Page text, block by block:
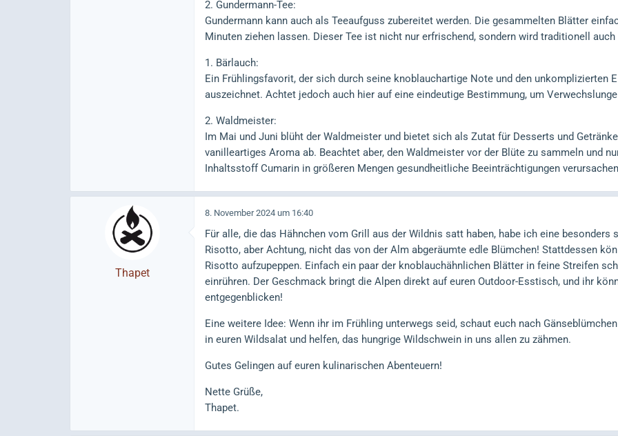
2. Gundermann-Tee:
Gundermann kann auch als Teeaufguss zubereitet werden. Die gesammelten Blätter
Minuten ziehen lassen. Dieser Tee ist nicht nur erfrischend, sondern wird traditionell
1. Bärlauch:
Ein Frühlingsfavorit, der sich durch seine knoblauchartige Note und den unkomplizierten
auszeichnet. Achtet jedoch auch hier auf eine eindeutige Bestimmung, um
2. Waldmeister:
Im Mai und Juni blüht der Waldmeister und bietet sich als Zutat für Desserts und
vanilleartiges Aroma ab. Beachtet aber, den Waldmeister vor der Blüte zu sammeln und
Inhaltsstoff Cumarin in größeren Mengen gesundheitliche Beeinträchtigungen
Thapet
8. November 2024 um 16:40
Für alle, die das Hähnchen vom Grill aus der Wildnis satt haben, habe ich eine besonders
Risotto, aber Achtung, nicht das von der Alm abgeräumte edle Blümchen! Stattdessen
Risotto aufzupeppen. Einfach ein paar der knoblauchähnlichen Blätter in feine Streifen
einrühren. Der Geschmack bringt die Alpen direkt auf euren Outdoor-Esstisch, und ihr
entgegenblicken!
Eine weitere Idee: Wenn ihr im Frühling unterwegs seid, schaut euch nach
in euren Wildsalat und helfen, das hungrige Wildschwein in uns allen zu zähmen.
Gutes Gelingen auf euren kulinarischen Abenteuern!
Nette Grüße,
Thapet.